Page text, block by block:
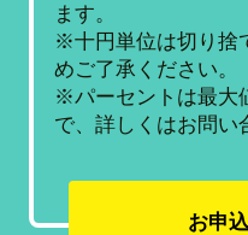
ます。
※十円単位は切り捨
めご了承ください。
※パーセントは最大
で、詳しくはお問い
お申